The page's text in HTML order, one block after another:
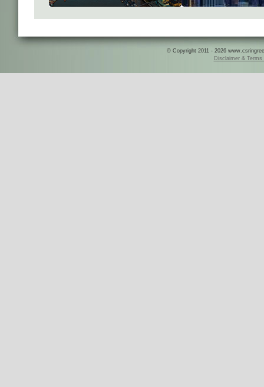
© Copyright 2011 - 2026
Disclaimer & Terms